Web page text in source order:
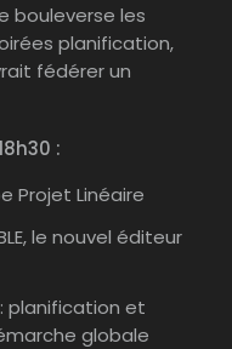
bouleverse les
planification,
fédérer un
:
Projet Linéaire
le nouvel éditeur
: planification et
globale